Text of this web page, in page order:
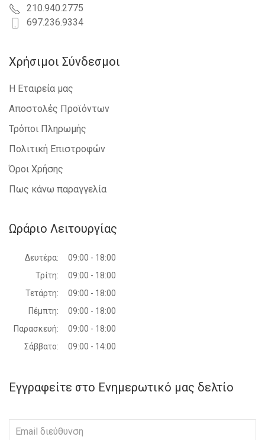
210.940.2775
697.236.9334
Χρήσιμοι Σύνδεσμοι
Η Εταιρεία μας
Αποστολές Προϊόντων
Τρόποι Πληρωμής
Πολιτική Επιστροφών
Όροι Χρήσης
Πως κάνω παραγγελία
Ωράριο Λειτουργίας
Δευτέρα:
09:00 - 18:00
Τρίτη:
09:00 - 18:00
Τετάρτη:
09:00 - 18:00
Πέμπτη:
09:00 - 18:00
Παρασκευή:
09:00 - 18:00
Σάββατο:
09:00 - 14:00
Εγγραφείτε στο Ενημερωτικό μας δελτίο